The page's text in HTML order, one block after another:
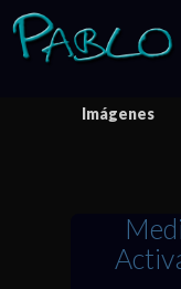
Imágenes